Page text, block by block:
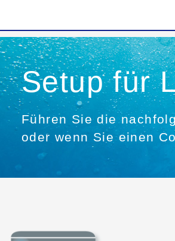
Setup für
Führen Sie die
oder wenn Sie einen